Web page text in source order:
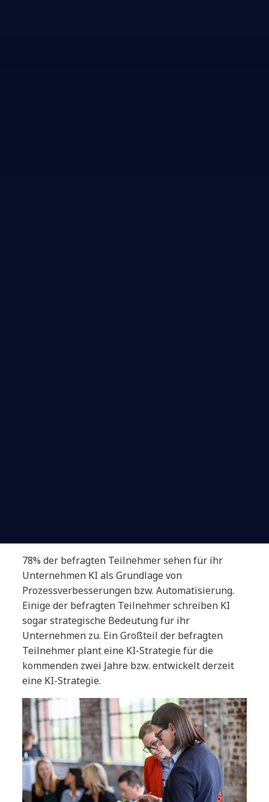
78% der befragten Teilnehmer sehen für ihr
Unternehmen KI als Grundlage von
Prozessverbesserungen bzw. Automatisierung.
Einige der befragten Teilnehmer schreiben KI
sogar strategische Bedeutung für ihr
Unternehmen zu. Ein Großteil der befragten
Teilnehmer plant eine KI-Strategie für die
kommenden zwei Jahre bzw. entwickelt derzeit
eine KI-Strategie.